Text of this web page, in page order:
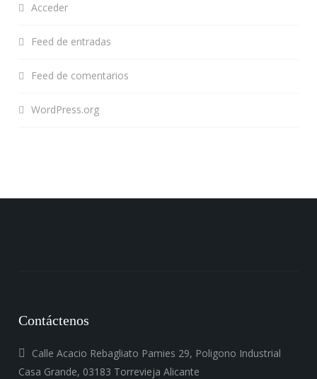
Acceder
Feed de entradas
Feed de comentarios
WordPress.org
Contáctenos
Calle Acacio Rebagliato Pamies 29, Poligono Industrial
Casa Grande, 03183 Torrevieja Alicante